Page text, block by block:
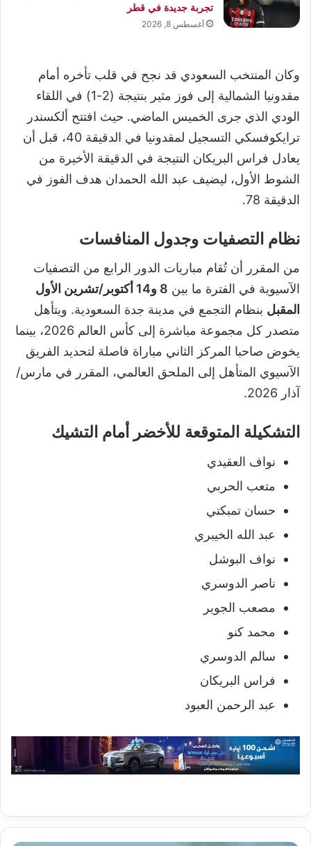
تجربة جديدة في قطر
أغسطس 8, 2026
وكان المنتخب السعودي قد نجح في قلب تأخره أمام
مقدونيا الشمالية إلى فوز مثير بنتيجة (2-1) في اللقاء
الودي الذي جرى الخميس الماضي. حيث افتتح ألكسندر
ترايكوفسكي التسجيل لمقدونيا في الدقيقة 40، قبل أن
يعادل فراس البريكان النتيجة في الدقيقة الأخيرة من
الشوط الأول، ليضيف عبد الله الحمدان هدف الفوز في
الدقيقة 78.
نظام التصفيات وجدول المنافسات
من المقرر أن تُقام مباريات الدور الرابع من التصفيات
الآسيوية في الفترة ما بين
8 و14 أكتوبر/تشرين الأول
المقبل بنظام التجمع في مدينة جدة السعودية. ويتأهل
متصدر كل مجموعة مباشرة إلى كأس العالم 2026، بينما
يخوض صاحبا المركز الثاني مباراة فاصلة لتحديد الفريق
الآسيوي المتأهل إلى الملحق العالمي، المقرر في مارس/
آذار 2026.
التشكيلة المتوقعة للأخضر أمام التشيك
نواف العقيدي
متعب الحربي
حسان تمبكتي
عبد الله الخيبري
نواف البوشل
ناصر الدوسري
مصعب الجوير
محمد كنو
سالم الدوسري
فراس البريكان
عبد الرحمن العبود